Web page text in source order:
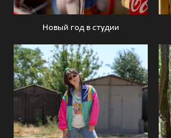
Новый год в студии